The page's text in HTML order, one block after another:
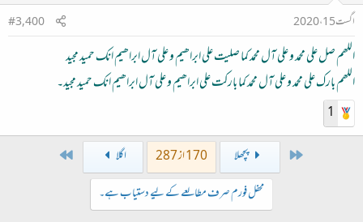
اگست 15، 2020
#3,400
اللھم صل علی محمد و علی آل محمد کما صلیت علی ابراھیم و علی آل ابراھیم انك حمید مجید
اللھم بارك علی محمد و علی آل محمد کما بارکت علی ابراھیم و علی آل ابراھیم انك حمید مجید۔
1
پچھلا 170 از 287 اگلا
محفل فورم صرف مطالعے کے لیے دستیاب ہے۔